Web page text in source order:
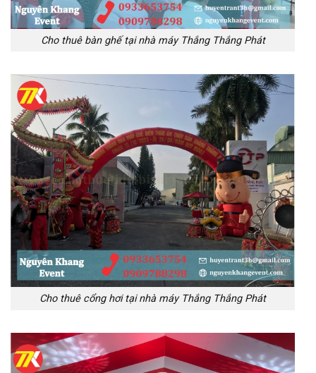
Cho thuê bàn ghế tại nhà máy Thắng Thắng Phát
Cho thuê cổng hơi tại nhà máy Thắng Thắng Phát